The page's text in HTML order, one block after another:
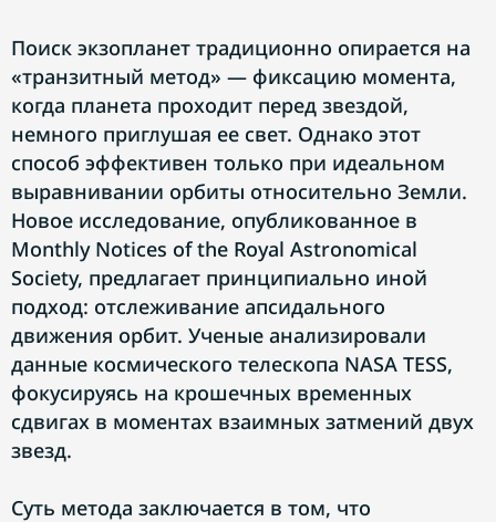
Поиск экзопланет традиционно опирается на
«транзитный метод» — фиксацию момента,
когда планета проходит перед звездой,
немного приглушая ее свет. Однако этот
способ эффективен только при идеальном
выравнивании орбиты относительно Земли.
Новое исследование, опубликованное в
Monthly Notices of the Royal Astronomical
Society, предлагает принципиально иной
подход: отслеживание апсидального
движения орбит. Ученые анализировали
данные космического телескопа NASA TESS,
фокусируясь на крошечных временных
сдвигах в моментах взаимных затмений двух
звезд.
Суть метода заключается в том, что